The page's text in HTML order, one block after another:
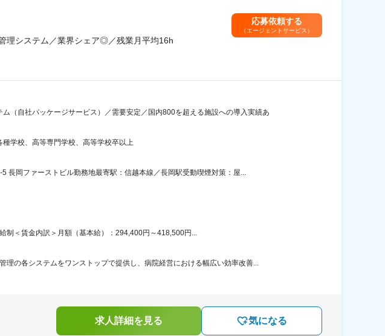
理システム／業界シェア◎／残業月平均16h
応募依頼する
（エージェントサービス）
（自社パッケージサービス）／需要安定／国内800を超える施設への導入実績あ
学校、高等専門学校、高等学校卒以上
長岡ファーストビル勤務地最寄駅：信越本線／長岡駅受動喫煙対策：屋...
制＜賃金内訳＞月額（基本給）：294,400円～418,500円...
理の各システムをワンストップで提供し、病院経営における幅広い効率改善...
求人詳細を見る 気になる